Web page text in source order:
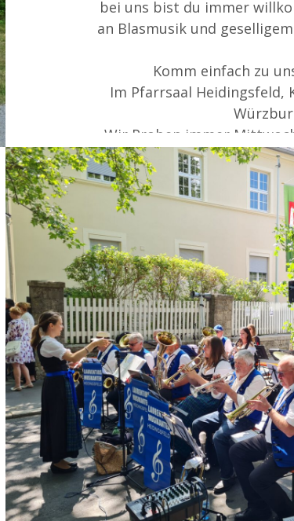
bei uns bist du immer
an Blasmusik und
Komm einfach zu
Im Pfarrsaal Heidingsfeld,
Wir Proben immer
Uhr.